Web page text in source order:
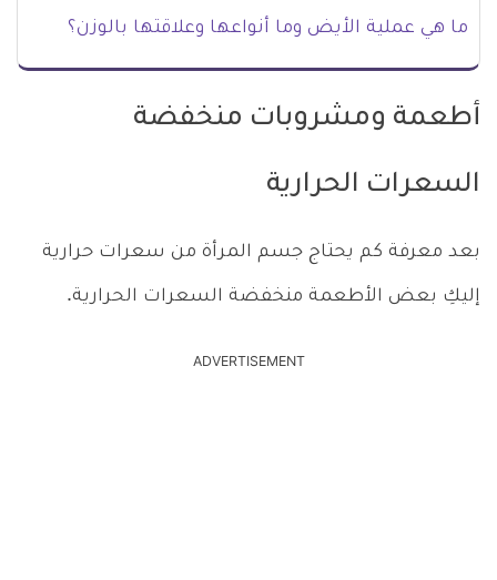
ما هي عملية الأيض وما أنواعها وعلاقتها بالوزن؟
أطعمة ومشروبات منخفضة
السعرات الحرارية
بعد معرفة كم يحتاج جسم المرأة من سعرات حرارية
إليكِ بعض الأطعمة منخفضة السعرات الحرارية.
ADVERTISEMENT